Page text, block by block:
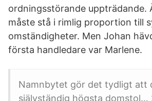
ordningsstörande uppträdande.
måste stå i rimlig proportion till
omständigheter. Men Johan
första handledare var Marlene.
Namnbytet gör det tydligt att
självständig högsta domstol…